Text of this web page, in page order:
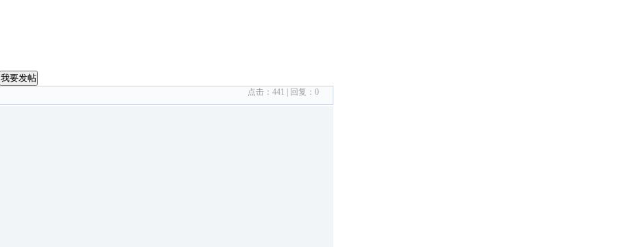
我要发帖
点击： 441 | 回复： 0